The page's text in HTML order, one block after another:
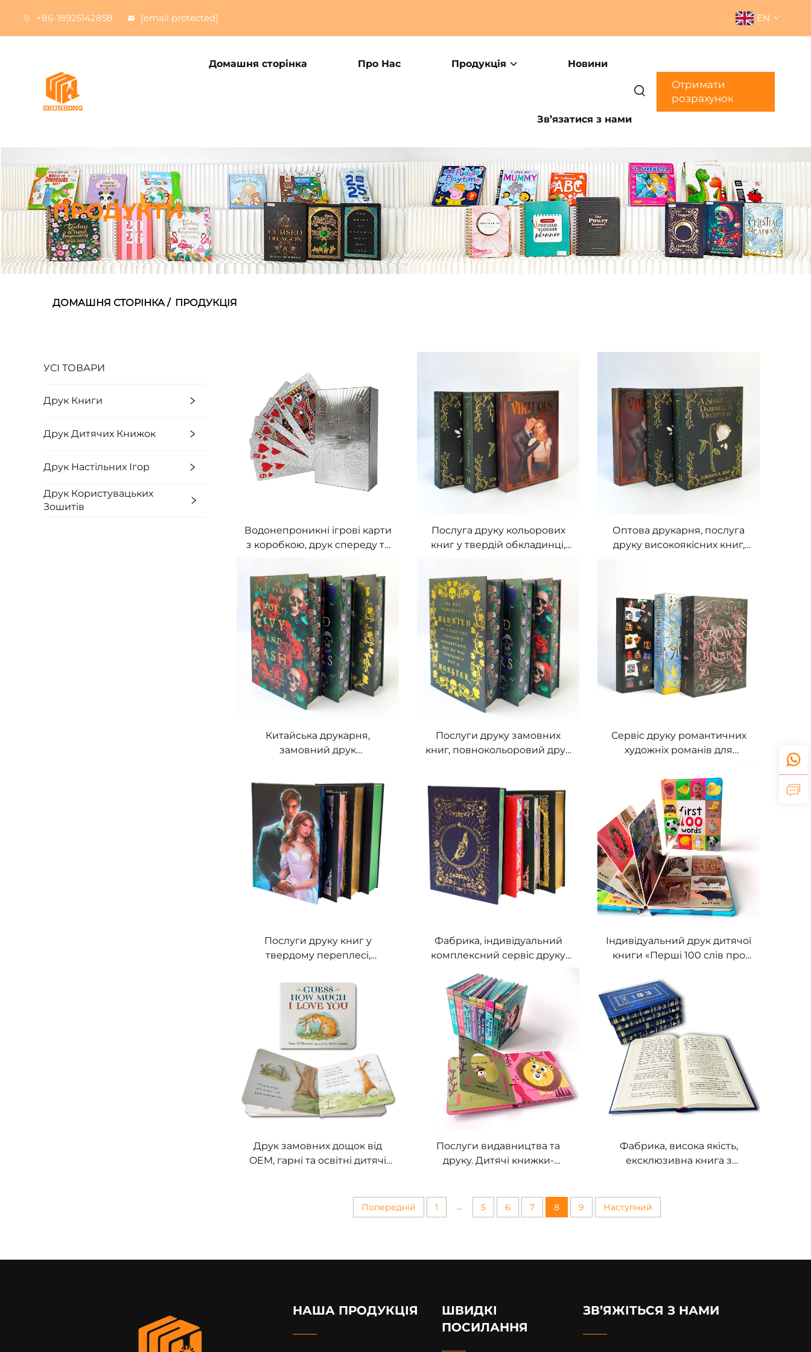
+86-18925142858 [email protected] EN
Домашня сторінка Про Нас Продукція Новини
Зв’язатися з нами
Отримати
розрахунок
ПРОДУКТИ
ДОМАШНЯ СТОРІНКА/ ПРОДУКЦІЯ
УСІ ТОВАРИ
Друк Книги
Друк Дитячих Книжок
Друк Настільних Ігор
Друк Користувацьких
Зошитів
Водонепроникні ігрові карти
з коробкою, друк спереду та
пластика ПВХ, замовні
покерні карти
Послуга друку кольорових
книг у твердій обкладинці,
літератури у твердій
обкладинці з фарбованими
краями
Оптова друкарня, послуга
друку високоякісних книг,
фарбованими краями
Китайська друкарня,
замовний друк
краями, екологічно чистий
друк із пиловою обгорткою
Послуги друку замовних
книг, повнокольоровий друк
краями, роман із пиловою
обгорткою
Сервіс друку романтичних
художніх романів для
фарбованими краями, книга
в твердому переплесі з
пиловою обкладинкою
Послуги друку книг у
твердому переплесі,
романтичного роману з
фарбованими краями
Фабрика, індивідуальний
комплексний сервіс друку
книги з фарбованими
краями, фотокнига в
твердому переплесі з
золотими краями
Індивідуальний друк дитячої
книги «Перші 100 слів про
твердому переплесі на
дощках
Друк замовних дощок від
OEM, гарні та освітні дитячі
Послуги видавництва та
друку. Дитячі книжки-
обкладинки
Фабрика, висока якість,
ексклюзивна книга з
тиснення, друк книги в
твердому переплесі
Попередній 1 ... 5 6 7 8 9 Наступний
НАША ПРОДУКЦІЯ
ШВИДКІ
ПОСИЛАННЯ
ЗВ’ЯЖІТЬСЯ З НАМИ